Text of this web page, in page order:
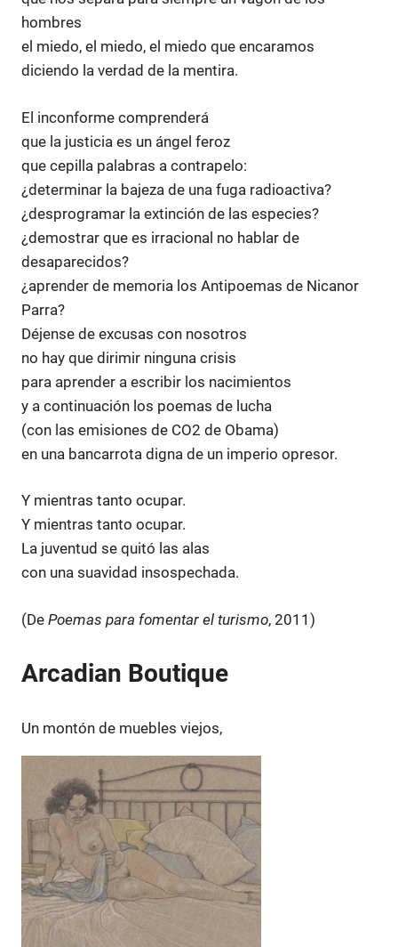
hombres
el miedo, el miedo, el miedo que encaramos
diciendo la verdad de la mentira.
El inconforme comprenderá
que la justicia es un ángel feroz
que cepilla palabras a contrapelo:
¿determinar la bajeza de una fuga radioactiva?
¿desprogramar la extinción de las especies?
¿demostrar que es irracional no hablar de
desaparecidos?
¿aprender de memoria los Antipoemas de Nicanor
Parra?
Déjense de excusas con nosotros
no hay que dirimir ninguna crisis
para aprender a escribir los nacimientos
y a continuación los poemas de lucha
(con las emisiones de CO2 de Obama)
en una bancarrota digna de un imperio opresor.
Y mientras tanto ocupar.
Y mientras tanto ocupar.
La juventud se quitó las alas
con una suavidad insospechada.
(De Poemas para fomentar el turismo, 2011)
Arcadian Boutique
Un montón de muebles viejos,